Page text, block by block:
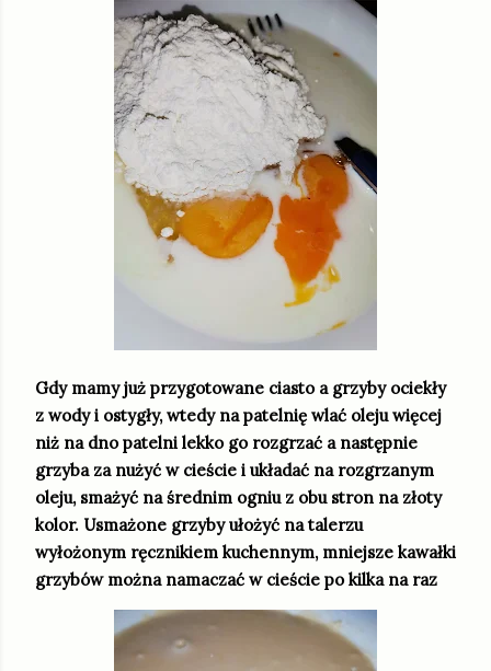
Gdy mamy już przygotowane ciasto a grzyby ociekły
z wody i ostygły, wtedy na patelnię wlać oleju więcej
niż na dno patelni lekko go rozgrzać a następnie
grzyba za nużyć w cieście i układać na rozgrzanym
oleju, smażyć na średnim ogniu z obu stron na złoty
kolor. Usmażone grzyby ułożyć na talerzu
wyłożonym ręcznikiem kuchennym, mniejsze kawałki
grzybów można namaczać w cieście po kilka na raz